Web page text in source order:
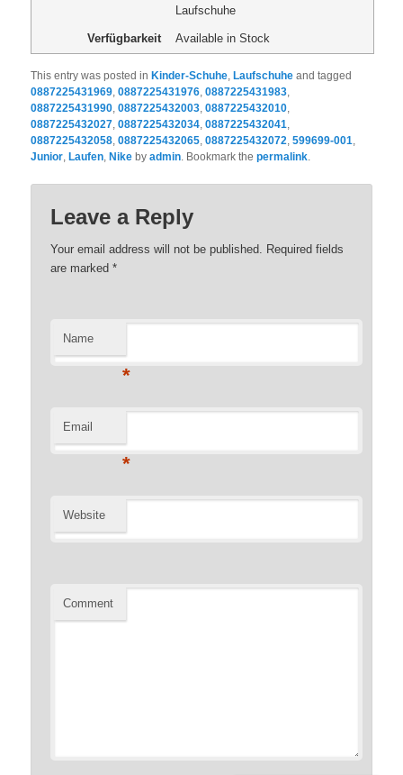
Laufschuhe
Verfügbarkeit Available in Stock
This entry was posted inKinder-Schuhe ,Laufschuhe and tagged
0887225431969 ,0887225431976 ,0887225431983
0887225431990 ,0887225432003 ,0887225432010
0887225432027 ,0887225432034 ,0887225432041
0887225432058 ,0887225432065 ,0887225432072 ,599699-001
Junior ,Laufen ,Nike byadmin . Bookmark thepermalink
Leave a Reply
Your email address will not be published. Required fields
are marked*
Name
*
Email
*
Website
Comment